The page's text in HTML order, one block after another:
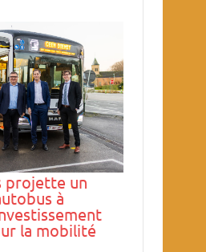
projette un
à
la mobilité